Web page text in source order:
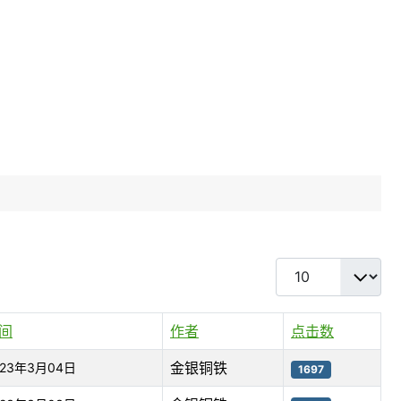
每页显示条数
作者 点击数
年3月04日 金银铜铁 1697